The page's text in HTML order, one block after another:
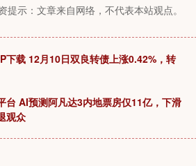
提示：文章来自网络，不代表本站观点。
下载 12月10日双良转债上涨0.42%，转
台 AI预测阿凡达3内地票房仅11亿，下滑
观众